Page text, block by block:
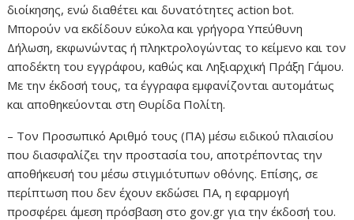
διοίκησης, ενώ διαθέτει και δυνατότητες action bot.
Μπορούν να εκδίδουν εύκολα και γρήγορα Υπεύθυνη
Δήλωση, εκφωνώντας ή πληκτρολογώντας το κείμενο και τον
αποδέκτη του εγγράφου, καθώς και Ληξιαρχική Πράξη Γάμου.
Με την έκδοσή τους, τα έγγραφα εμφανίζονται αυτομάτως
και αποθηκεύονται στη Θυρίδα Πολίτη.
– Τον Προσωπικό Αριθμό τους (ΠΑ) μέσω ειδικού πλαισίου
που διασφαλίζει την προστασία του, αποτρέποντας την
αποθήκευσή του μέσω στιγμιότυπων οθόνης. Επίσης, σε
περίπτωση που δεν έχουν εκδώσει ΠΑ, η εφαρμογή
προσφέρει άμεση πρόσβαση στο gov.gr για την έκδοσή του.